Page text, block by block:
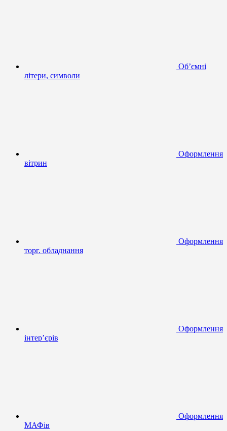
Об’ємні
літери, символи
Оформлення
вітрин
Оформлення
торг. обладнання
Оформлення
інтер’єрів
Оформлення
МАФів